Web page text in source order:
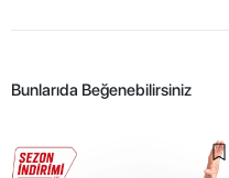
Bunlarıda Beğenebilirsiniz